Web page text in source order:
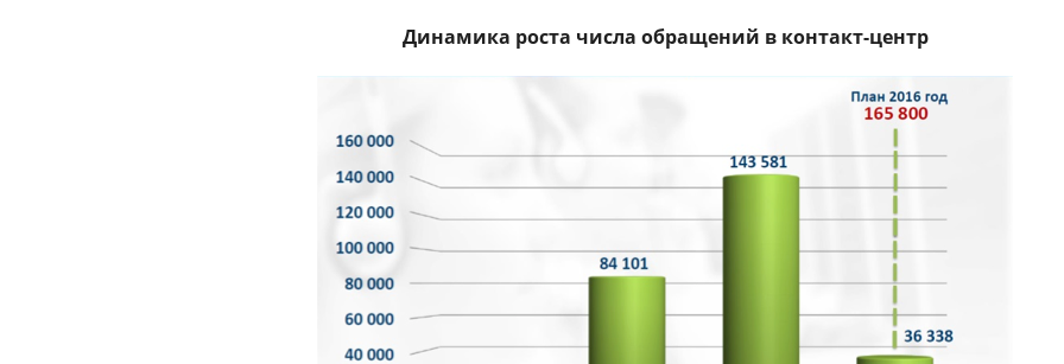
Динамика роста числа обращений в контакт-центр